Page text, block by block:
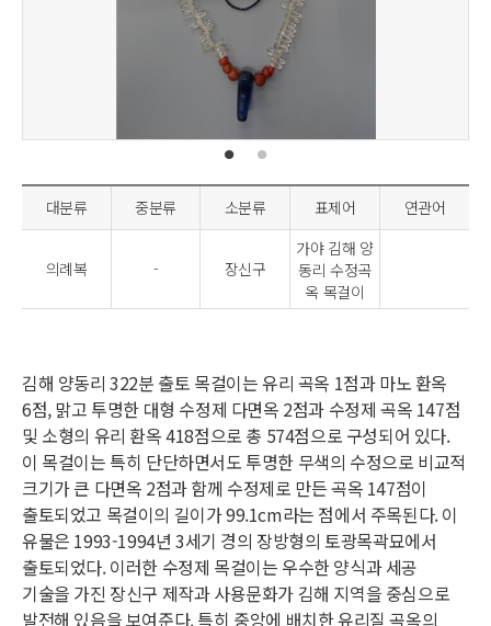
대분류 중분류 소분류 표제어 연관어
의례복 - 장신구
가야 김해 양
동리 수정곡
옥 목걸이
김해 양동리 322분 출토 목걸이는 유리 곡옥 1점과 마노 환옥
6점, 맑고 투명한 대형 수정제 다면옥 2점과 수정제 곡옥 147점
및 소형의 유리 환옥 418점으로 총 574점으로 구성되어 있다.
이 목걸이는 특히 단단하면서도 투명한 무색의 수정으로 비교적
크기가 큰 다면옥 2점과 함께 수정제로 만든 곡옥 147점이
출토되었고 목걸이의 길이가 99.1cm라는 점에서 주목된다. 이
유물은 1993-1994년 3세기 경의 장방형의 토광목곽묘에서
출토되었다. 이러한 수정제 목걸이는 우수한 양식과 세공
기술을 가진 장신구 제작과 사용문화가 김해 지역을 중심으로
발전해 있음을 보여준다. 특히 중앙에 배치한 유리질 곡옥의